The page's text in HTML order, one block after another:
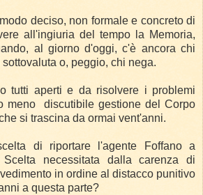
deciso, non formale e concreto di
all'ingiuria del tempo la Memoria,
al giorno d'oggi, c'è ancora chi
o, peggio, chi nega.
tutti aperti e da risolvere i problemi
meno
discutibile gestione del Corpo
si trascina da ormai vent'anni.
di riportare l'agente Foffano a
necessitata dalla carenza di
in ordine al distacco punitivo
a questa parte?